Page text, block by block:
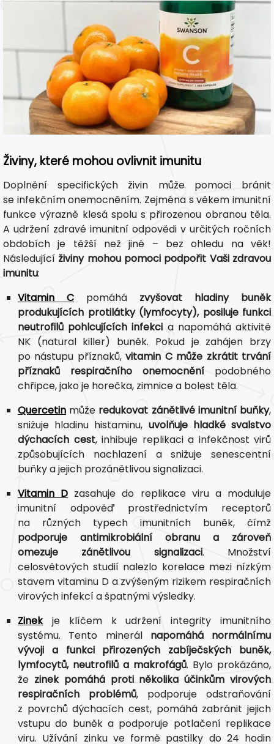
Živiny, které mohou ovlivnit imunitu
Doplnění specifických živin může pomoci bránit
se infekčním onemocněním. Zejména s věkem imunitní
funkce výrazně klesá spolu s přirozenou obranou těla.
A udržení zdravé imunitní odpovědi v určitých ročních
obdobích je těžší než jiné – bez ohledu na věk!
Následující živiny mohou pomoci podpořit Vaši zdravou
imunitu:
Vitamin C pomáhá zvyšovat hladiny buněk
produkujících protilátky (lymfocyty), posiluje funkci
neutrofilů pohlcujících infekci a napomáhá aktivitě
NK (natural killer) buněk. Pokud je zahájen brzy
po nástupu příznaků,vitamin C může zkrátit trvání
příznaků respiračního onemocnění podobného
chřipce, jako je horečka, zimnice a bolest těla.
Quercetin může redukovat zánětlivé imunitní buňky,
snižuje hladinu histaminu, uvolňuje hladké svalstvo
dýchacích cest, inhibuje replikaci a infekčnost virů
způsobujících nachlazení a snižuje senescentní
buňky a jejich prozánětlivou signalizaci.
Vitamin D zasahuje do replikace viru a moduluje
imunitní odpověď prostřednictvím receptorů
na různých typech imunitních buněk, čímž
podporuje antimikrobiální obranu a zároveň
omezuje zánětlivou signalizaci. Množství
celosvětových studií nalezlo korelace mezi nízkým
stavem vitaminu D a zvýšeným rizikem respiračních
virových infekcí a špatnými výsledky.
Zinekje klíčem k udržení integrity imunitního
systému. Tento minerál napomáhá normálnímu
vývoji a funkci přirozených zabíječských buněk,
lymfocytů, neutrofilů a makrofágů. Bylo prokázáno,
že zinek pomáhá proti několika účinkům virových
respiračních problémů, podporuje odstraňování
z povrchů dýchacích cest, pomáhá zabránit jejich
vstupu do buněk a podporuje potlačení replikace
viru. Užívání zinku ve formě pastilky do 24 hodin